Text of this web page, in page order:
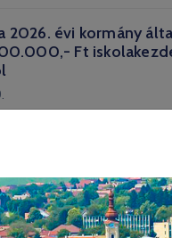
2026. évi kormány
Ft